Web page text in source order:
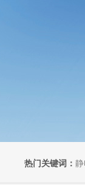
热门关键词： 静